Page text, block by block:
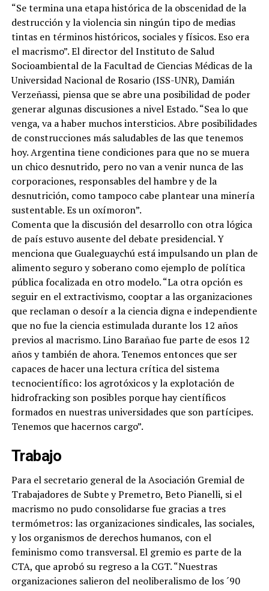
“Se termina una etapa histórica de la obscenidad de la
destrucción y la violencia sin ningún tipo de medias
tintas en términos históricos, sociales y físicos. Eso era
el macrismo”. El director del Instituto de Salud
Socioambiental de la Facultad de Ciencias Médicas de la
Universidad Nacional de Rosario (ISS-UNR), Damián
Verzeñassi, piensa que se abre una posibilidad de poder
generar algunas discusiones a nivel Estado. “Sea lo que
venga, va a haber muchos intersticios. Abre posibilidades
de construcciones más saludables de las que tenemos
hoy. Argentina tiene condiciones para que no se muera
un chico desnutrido, pero no van a venir nunca de las
corporaciones, responsables del hambre y de la
desnutrición, como tampoco cabe plantear una minería
sustentable. Es un oxímoron”.
Comenta que la discusión del desarrollo con otra lógica
de país estuvo ausente del debate presidencial. Y
menciona que Gualeguaychú está impulsando un plan de
alimento seguro y soberano como ejemplo de política
pública focalizada en otro modelo. “La otra opción es
seguir en el extractivismo, cooptar a las organizaciones
que reclaman o desoír a la ciencia digna e independiente
que no fue la ciencia estimulada durante los 12 años
previos al macrismo. Lino Barañao fue parte de esos 12
años y también de ahora. Tenemos entonces que ser
capaces de hacer una lectura crítica del sistema
tecnocientífico: los agrotóxicos y la explotación de
hidrofracking son posibles porque hay científicos
formados en nuestras universidades que son partícipes.
Tenemos que hacernos cargo”.
Trabajo
Para el secretario general de la Asociación Gremial de
Trabajadores de Subte y Premetro, Beto Pianelli, si el
macrismo no pudo consolidarse fue gracias a tres
termómetros: las organizaciones sindicales, las sociales,
y los organismos de derechos humanos, con el
feminismo como transversal. El gremio es parte de la
CTA, que aprobó su regreso a la CGT. “Nuestras
organizaciones salieron del neoliberalismo de los ´90